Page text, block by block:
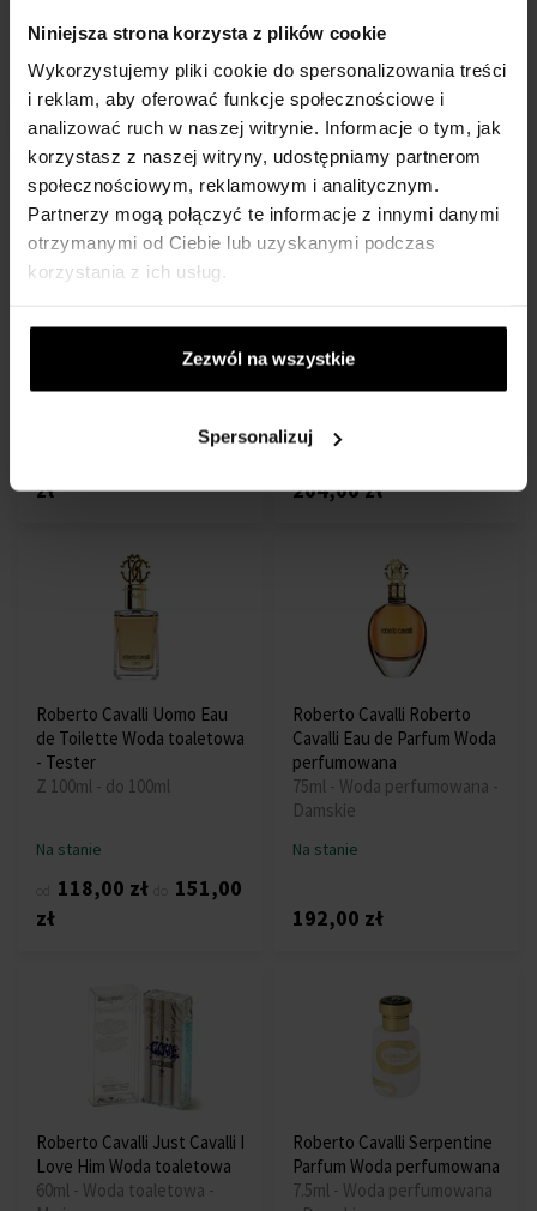
Niniejsza strona korzysta z plików cookie
Wykorzystujemy pliki cookie do spersonalizowania treści
i reklam, aby oferować funkcje społecznościowe i
analizować ruch w naszej witrynie. Informacje o tym, jak
korzystasz z naszej witryny, udostępniamy partnerom
społecznościowym, reklamowym i analitycznym.
Partnerzy mogą połączyć te informacje z innymi danymi
otrzymanymi od Ciebie lub uzyskanymi podczas
korzystania z ich usług.
Zezwól na wszystkie
Spersonalizuj
207,00 zł 311,00 zł
Akcja
Roberto Cavalli Signature
Z 50ml - do 100ml
zł
perfumowana
100ml - Woda perfumowana
204,00 zł
Roberto Cavalli Uomo Eau
de Toilette Woda toaletowa
- Tester
Z 100ml - do 100ml
Na stanie
118,00 zł
151,00
zł
Roberto Cavalli Roberto
Cavalli Eau de Parfum Woda
perfumowana
75ml - Woda perfumowana -
Damskie
Na stanie
192,00 zł
Roberto Cavalli Just Cavalli I
Love Him Woda toaletowa
60ml - Woda toaletowa -
Roberto Cavalli Serpentine
Parfum Woda perfumowana
7.5ml - Woda perfumowana